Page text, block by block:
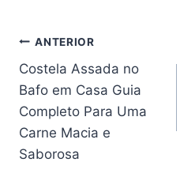
Navegação
de
Post
ANTERIOR
Costela Assada no
Bafo em Casa Guia
Completo Para Uma
Carne Macia e
Saborosa